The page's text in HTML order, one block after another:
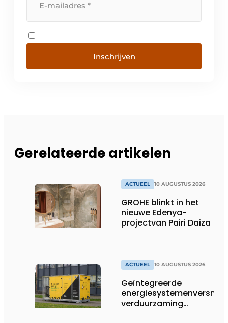
Inschrijven
Gerelateerde artikelen
ACTUEEL 10 AUGUSTUS 2026
GROHE blinkt in het
nieuwe Edenya-
projectvan Pairi Daiza
ACTUEEL 10 AUGUSTUS 2026
Geïntegreerde
verduurzaming